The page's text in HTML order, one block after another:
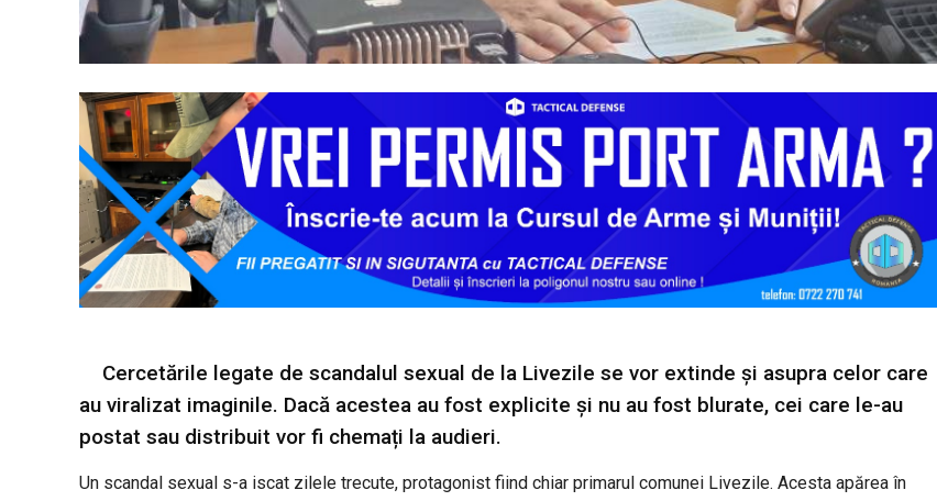
Cercetările legate de scandalul sexual de la Livezile se vor extinde și asupra celor care
au viralizat imaginile. Dacă acestea au fost explicite și nu au fost blurate, cei care le-au
postat sau distribuit vor fi chemați la audieri.
Un scandal sexual s-a iscat zilele trecute, protagonist fiind chiar primarul comunei Livezile. Acesta apărea în